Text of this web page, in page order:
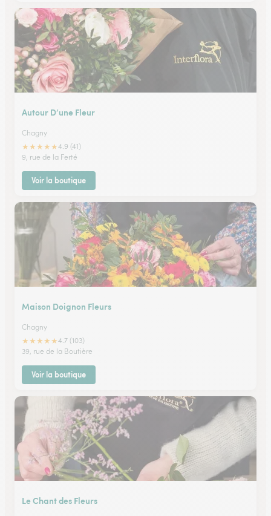
Autour D’une Fleur
Chagny
★★★★★4.9 (41)
9, rue de la Ferté
Voir la boutique
Maison Doignon Fleurs
Chagny
★★★★★4.7 (103)
39, rue de la Boutière
Voir la boutique
Le Chant des Fleurs